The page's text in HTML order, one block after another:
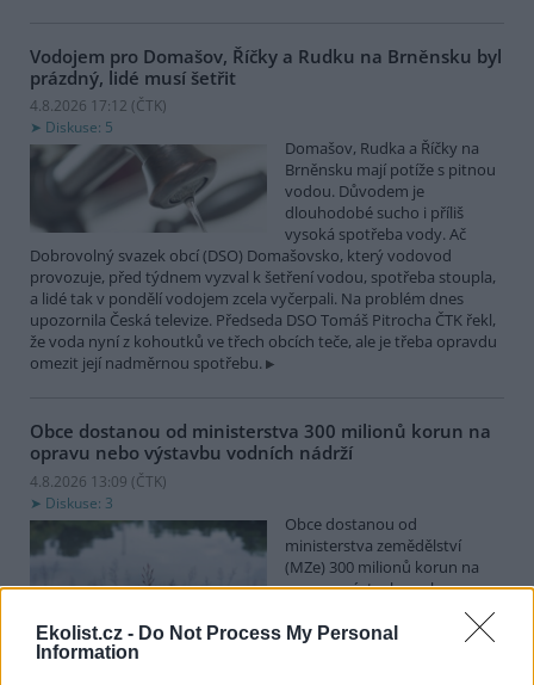
Ekolist.cz - Do Not Process My Personal
Information
Vodojem pro Domašov, Říčky a Rudku na Brněnsku byl
prázdný, lidé musí šetřit
4.8.2026 17:12 (ČTK)
Diskuse: 5
Domašov, Rudka a Říčky na
Brněnsku mají potíže s pitnou
vodou. Důvodem je
dlouhodobé sucho i příliš
vysoká spotřeba vody. Ač
Dobrovolný svazek obcí (DSO) Domašovsko, který vodovod
provozuje, před týdnem vyzval k šetření vodou, spotřeba stoupla,
a lidé tak v pondělí vodojem zcela vyčerpali. Na problém dnes
upozornila Česká televize. Předseda DSO Tomáš Pitrocha ČTK řekl,
že voda nyní z kohoutků ve třech obcích teče, ale je třeba opravdu
omezit její nadměrnou spotřebu.
Obce dostanou od ministerstva 300 milionů korun na
opravu nebo výstavbu vodních nádrží
4.8.2026 13:09 (ČTK)
Diskuse: 3
Obce dostanou od
ministerstva zemědělství
(MZe) 300 milionů korun na
opravu, výstavbu nebo
odbahnění malých vodních
nádrží. Žádost o dotace mohou podávat od 7. září do 7. října.